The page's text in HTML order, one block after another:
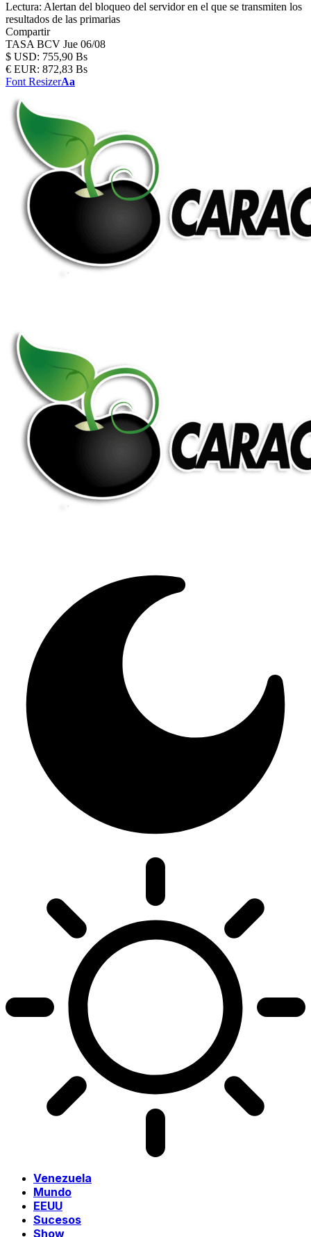
Lectura: Alertan del bloqueo del servidor en el que se transmiten los
resultados de las primarias
Compartir
TASA BCV Jue 06/08
$ USD: 755,90 Bs
€ EUR: 872,83 Bs
Font ResizerAa
Venezuela
Mundo
EEUU
Sucesos
Show